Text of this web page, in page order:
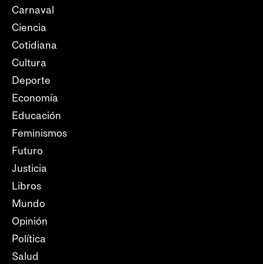
Carnaval
Ciencia
Cotidiana
Cultura
Deporte
Economía
Educación
Feminismos
Futuro
Justicia
Libros
Mundo
Opinión
Política
Salud